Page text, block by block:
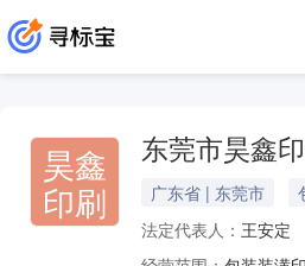
昊鑫
印刷
东莞市昊鑫
广东省 | 东莞市
法定代表人： 王安定